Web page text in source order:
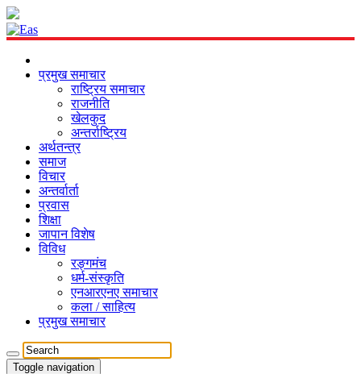
प्रमुख समाचार
राष्ट्रिय समाचार
राजनीति
खेलकुद
अन्तर्राष्ट्रिय
अर्थतन्त्र
समाज
विचार
अन्तर्वार्ता
प्रवास
शिक्षा
जापान विशेष
विविध
रङ्गमंच
धर्म-संस्कृति
एनआरएनए समाचार
कला / साहित्य
प्रमुख समाचार
Toggle navigation